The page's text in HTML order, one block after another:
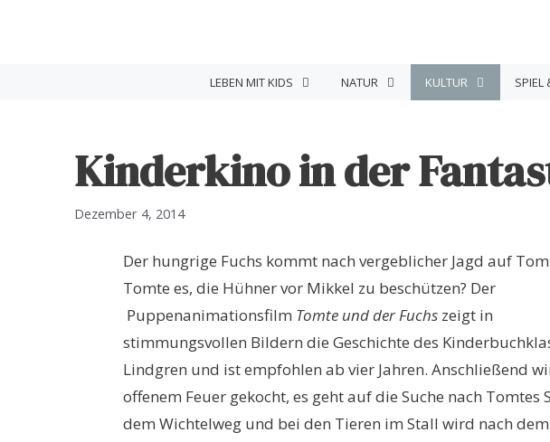
LEBEN MIT KIDS NATUR KULTUR SPIEL
Kinderkino in der
Dezember 4, 2014
Der hungrige Fuchs kommt nach vergeblicher Jagd auf
Tomte es, die Hühner vor Mikkel zu beschützen? Der
Puppenanimationsfilm Tomte und derFuchs zeigt in
stimmungsvollen Bildern die Geschichte des
Lindgren und ist empfohlen ab vier Jahren. Anschließend
offenem Feuer gekocht, es geht auf die Suche nach Tomtes
dem Wichtelweg und bei den Tieren im Stall wird nach dem